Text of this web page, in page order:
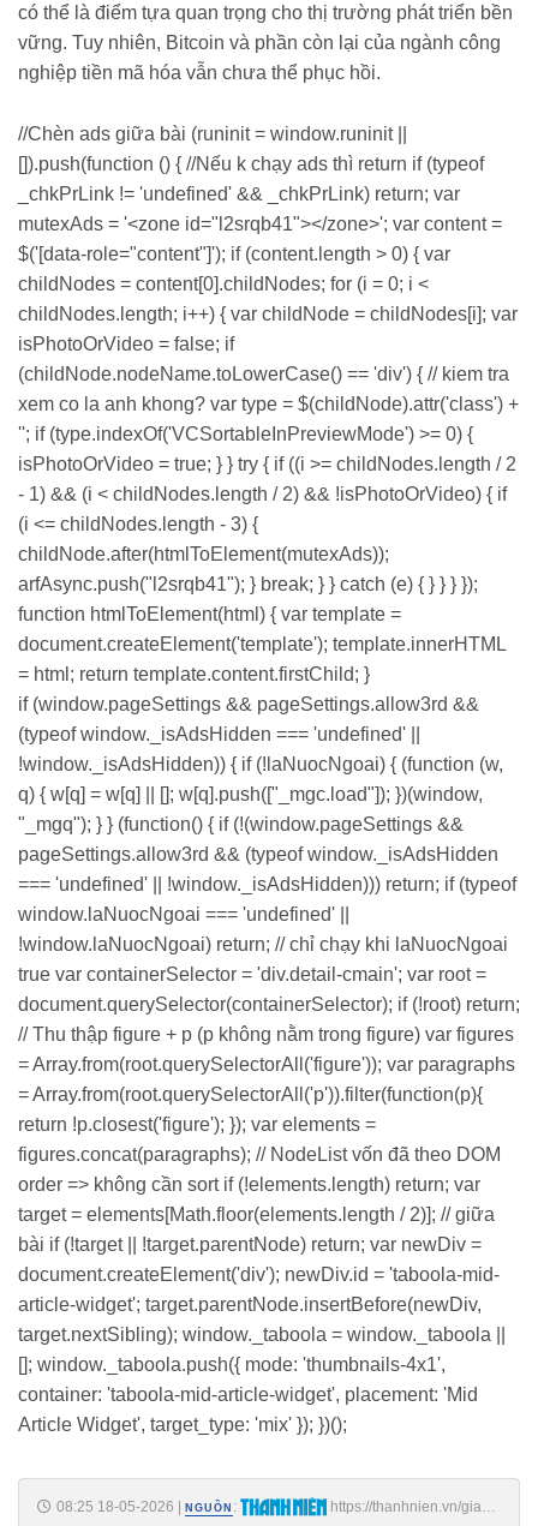
có thể là điểm tựa quan trọng cho thị trường phát triển bền
vững. Tuy nhiên, Bitcoin và phần còn lại của ngành công
nghiệp tiền mã hóa vẫn chưa thể phục hồi.
//Chèn ads giữa bài (runinit = window.runinit ||
[]).push(function () { //Nếu k chạy ads thì return if (typeof
_chkPrLink != 'undefined' && _chkPrLink) return; var
mutexAds = '<zone id="l2srqb41"></zone>'; var content =
$('[data-role="content"]'); if (content.length > 0) { var
childNodes = content[0].childNodes; for (i = 0; i <
childNodes.length; i++) { var childNode = childNodes[i]; var
isPhotoOrVideo = false; if
(childNode.nodeName.toLowerCase() == 'div') { // kiem tra
xem co la anh khong? var type = $(childNode).attr('class') +
''; if (type.indexOf('VCSortableInPreviewMode') >= 0) {
isPhotoOrVideo = true; } } try { if ((i >= childNodes.length / 2
- 1) && (i < childNodes.length / 2) && !isPhotoOrVideo) { if
(i <= childNodes.length - 3) {
childNode.after(htmlToElement(mutexAds));
arfAsync.push("l2srqb41"); } break; } } catch (e) { } } } });
function htmlToElement(html) { var template =
document.createElement('template'); template.innerHTML
= html; return template.content.firstChild; }
if (window.pageSettings && pageSettings.allow3rd &&
(typeof window._isAdsHidden === 'undefined' ||
!window._isAdsHidden)) { if (!laNuocNgoai) { (function (w,
q) { w[q] = w[q] || []; w[q].push(["_mgc.load"]); })(window,
"_mgq"); } } (function() { if (!(window.pageSettings &&
pageSettings.allow3rd && (typeof window._isAdsHidden
=== 'undefined' || !window._isAdsHidden))) return; if (typeof
window.laNuocNgoai === 'undefined' ||
!window.laNuocNgoai) return; // chỉ chạy khi laNuocNgoai
true var containerSelector = 'div.detail-cmain'; var root =
document.querySelector(containerSelector); if (!root) return;
// Thu thập figure + p (p không nằm trong figure) var figures
= Array.from(root.querySelectorAll('figure')); var paragraphs
= Array.from(root.querySelectorAll('p')).filter(function(p){
return !p.closest('figure'); }); var elements =
figures.concat(paragraphs); // NodeList vốn đã theo DOM
order => không cần sort if (!elements.length) return; var
target = elements[Math.floor(elements.length / 2)]; // giữa
bài if (!target || !target.parentNode) return; var newDiv =
document.createElement('div'); newDiv.id = 'taboola-mid-
article-widget'; target.parentNode.insertBefore(newDiv,
target.nextSibling); window._taboola = window._taboola ||
[]; window._taboola.push({ mode: 'thumbnails-4x1',
container: 'taboola-mid-article-widget', placement: 'Mid
Article Widget', target_type: 'mix' }); })();
08:25 18-05-2026 | NGUỒN :
https://thanhnien.vn/gia-